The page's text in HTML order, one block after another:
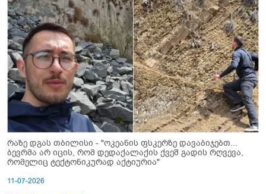
რაზე დგას თბილისი - "ოკეანის ფსკერზე დავაბიჯებთ...
ბევრმა არ იცის, რომ დედაქალაქის ქვეშ გადის რღვევა,
რომელიც ტექტონიკურად აქტიურია"
11-07-2026